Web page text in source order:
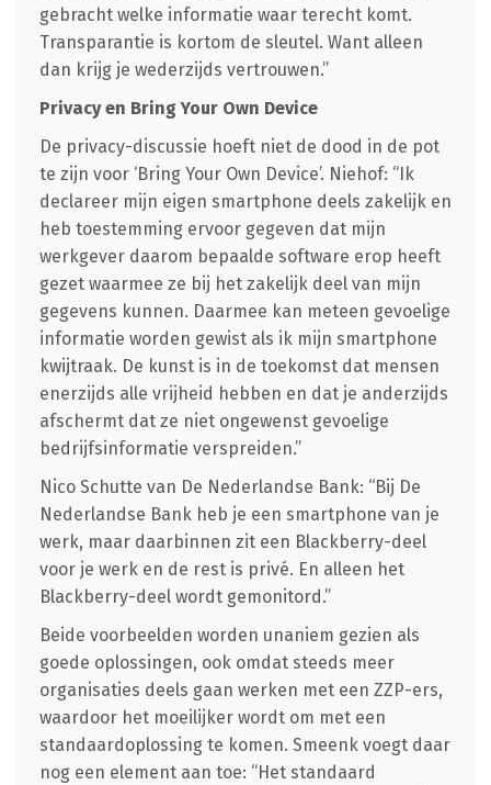
gebracht welke informatie waar terecht komt.
Transparantie is kortom de sleutel. Want alleen
dan krijg je wederzijds vertrouwen.”
Privacy en Bring Your Own Device
De privacy-discussie hoeft niet de dood in de pot
te zijn voor ‘Bring Your Own Device’. Niehof: “Ik
declareer mijn eigen smartphone deels zakelijk en
heb toestemming ervoor gegeven dat mijn
werkgever daarom bepaalde software erop heeft
gezet waarmee ze bij het zakelijk deel van mijn
gegevens kunnen. Daarmee kan meteen gevoelige
informatie worden gewist als ik mijn smartphone
kwijtraak. De kunst is in de toekomst dat mensen
enerzijds alle vrijheid hebben en dat je anderzijds
afschermt dat ze niet ongewenst gevoelige
bedrijfsinformatie verspreiden.”
Nico Schutte van De Nederlandse Bank: “Bij De
Nederlandse Bank heb je een smartphone van je
werk, maar daarbinnen zit een Blackberry-deel
voor je werk en de rest is privé. En alleen het
Blackberry-deel wordt gemonitord.”
Beide voorbeelden worden unaniem gezien als
goede oplossingen, ook omdat steeds meer
organisaties deels gaan werken met een ZZP-ers,
waardoor het moeilijker wordt om met een
standaardoplossing te komen. Smeenk voegt daar
nog een element aan toe: “Het standaard